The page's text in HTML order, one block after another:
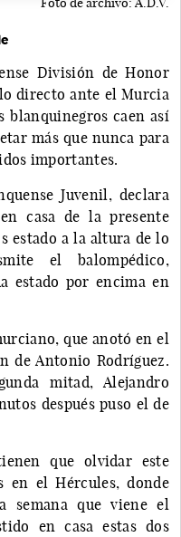
División de Honor
directo ante el Murcia
blanquinegros caen así
más que nunca para
importantes.
Juvenil, declara
casa de la presente
estado a la altura de lo
el balompédico,
estado por encima en
que anotó en el
de Antonio Rodríguez.
mitad, Alejandro
después puso el de
que olvidar este
en el Hércules, donde
semana que viene el
en casa estas dos